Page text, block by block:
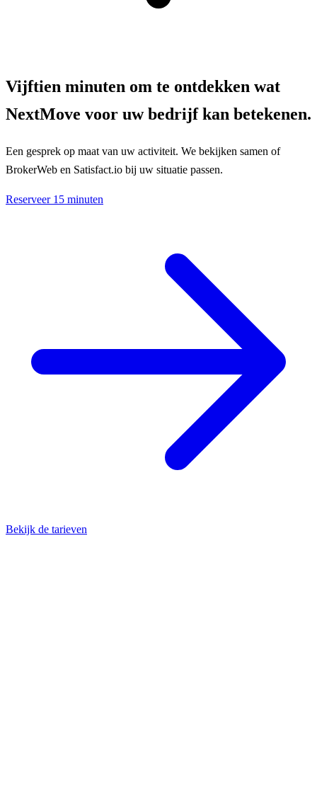
Vijftien minuten om te ontdekken wat
NextMove voor uw bedrijf kan betekenen.
Een gesprek op maat van uw activiteit. We bekijken samen of
BrokerWeb en Satisfact.io bij uw situatie passen.
Reserveer 15 minuten
Bekijk de tarieven